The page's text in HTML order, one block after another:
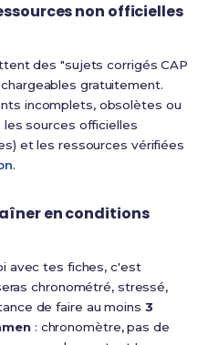
non officielles
des "sujets corrigés CAP
gratuitement.
incomplets, obsolètes ou
les sources officielles
et les ressources vérifiées
.
en conditions
avec tes fiches, c'est
chronométré, stressé,
de faire au moins 3
: chronomètre, pas de